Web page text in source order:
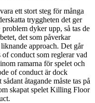
ett stort steg för många
tryggheten det ger
problem dyker upp, så tas de
det som påverkar
approach. Det går
conduct som reglerar vad
ramarna för spelet och
of conduct är dock
åtagande måste tas på
skapat spelet Killing Floor